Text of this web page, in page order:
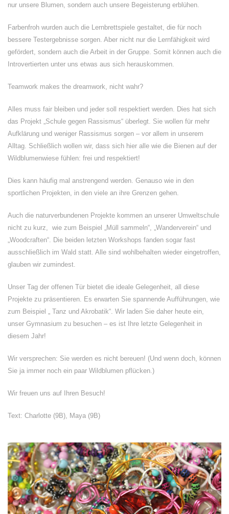
nur unsere Blumen, sondern auch unsere Begeisterung erblühen.
Farbenfroh wurden auch die Lernbrettspiele gestaltet, die für noch
bessere Testergebnisse sorgen. Aber nicht nur die Lernfähigkeit wird
gefördert, sondern auch die Arbeit in der Gruppe. Somit können auch die
Introvertierten unter uns etwas aus sich herauskommen.
Teamwork makes the dreamwork, nicht wahr?
Alles muss fair bleiben und jeder soll respektiert werden. Dies hat sich
das Projekt „Schule gegen Rassismus“ überlegt. Sie wollen für mehr
Aufklärung und weniger Rassismus sorgen – vor allem in unserem
Alltag. Schließlich wollen wir, dass sich hier alle wie die Bienen auf der
Wildblumenwiese fühlen: frei und respektiert!
Dies kann häufig mal anstrengend werden. Genauso wie in den
sportlichen Projekten, in den viele an ihre Grenzen gehen.
Auch die naturverbundenen Projekte kommen an unserer Umweltschule
nicht zu kurz, wie zum Beispiel „Müll sammeln“, „Wanderverein“ und
„Woodcraften“. Die beiden letzten Workshops fanden sogar fast
ausschließlich im Wald statt. Alle sind wohlbehalten wieder eingetroffen,
glauben wir zumindest.
Unser Tag der offenen Tür bietet die ideale Gelegenheit, all diese
Projekte zu präsentieren. Es erwarten Sie spannende Aufführungen, wie
zum Beispiel „ Tanz und Akrobatik“. Wir laden Sie daher heute ein,
unser Gymnasium zu besuchen – es ist Ihre letzte Gelegenheit in
diesem Jahr!
Wir versprechen: Sie werden es nicht bereuen! (Und wenn doch, können
Sie ja immer noch ein paar Wildblumen pflücken.)
Wir freuen uns auf Ihren Besuch!
Text: Charlotte (9B), Maya (9B)